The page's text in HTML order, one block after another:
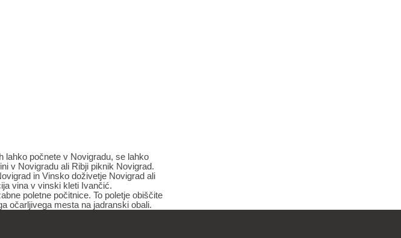
lahko počnete v Novigradu, se lahko
v Novigradu ali Ribji piknik Novigrad.
inVinsko doživetje Novigrad ali
vina v vinski kleti Ivančić.
poletne počitnice. To poletje obiščite
očarljivega mesta na jadranski obali.